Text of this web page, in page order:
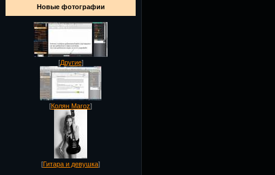
Новые фотографии
[Другие]
[Колян Maroz]
[Гитара и девушка]